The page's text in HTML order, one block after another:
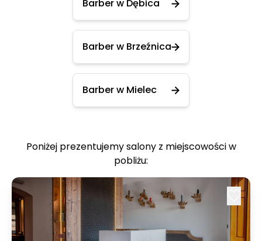
Barber w Dębica
Barber w Brzeźnica
Barber w Mielec
Poniżej prezentujemy salony z miejscowości w
pobliżu: